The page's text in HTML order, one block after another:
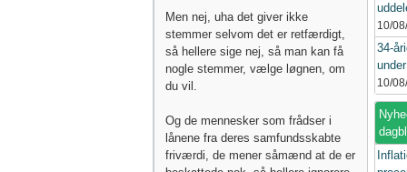
Men nej, uha det giver ikke
stemmer selvom det er retfærdigt,
så hellere sige nej, så man kan få
nogle stemmer, vælge løgnen, om
du vil.
Og de mennesker som frådser i
lånene fra deres samfundsskabte
friværdi, de mener såmænd at de er
10/
34-
10/